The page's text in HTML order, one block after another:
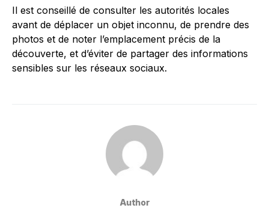
Il est conseillé de consulter les autorités locales
avant de déplacer un objet inconnu, de prendre des
photos et de noter l’emplacement précis de la
découverte, et d’éviter de partager des informations
sensibles sur les réseaux sociaux.
Author